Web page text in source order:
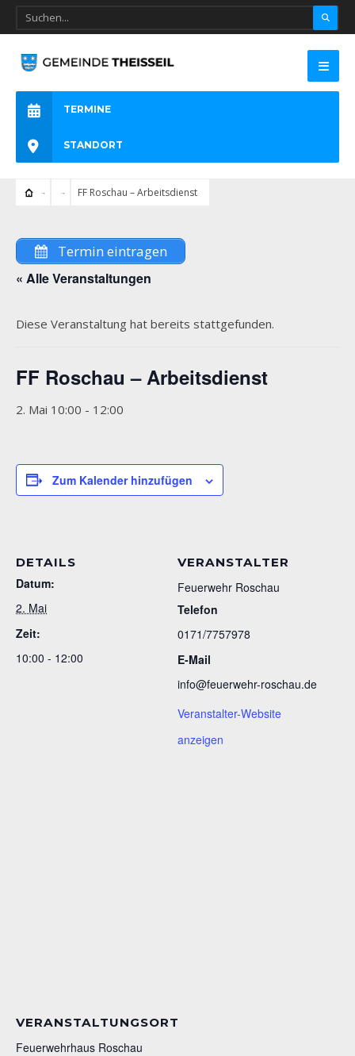
TERMINE
STANDORT
FF Roschau – Arbeitsdienst
Termin eintragen
« Alle Veranstaltungen
Diese Veranstaltung hat bereits stattgefunden.
FF Roschau – Arbeitsdienst
2. Mai 10:00 - 12:00
Zum Kalender hinzufügen
DETAILS
Datum:
2. Mai
Zeit:
10:00 - 12:00
VERANSTALTER
Feuerwehr Roschau
Telefon
0171/7757978
E-Mail
info@feuerwehr-roschau.de
Veranstalter-Website
anzeigen
VERANSTALTUNGSORT
Feuerwehrhaus Roschau